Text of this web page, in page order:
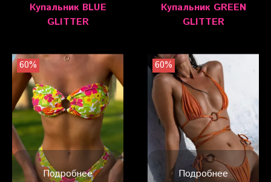
Купальник BLUE
GLITTER
Купальник GREEN
GLITTER
Подробнее
60%
Подробнее
60%